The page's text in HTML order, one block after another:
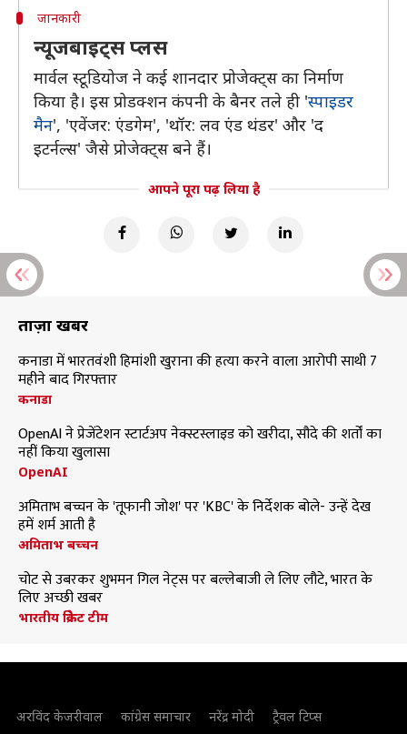
जानकारी
न्यूजबाइट्स प्लस
मार्वल स्टूडियोज ने कई शानदार प्रोजेक्ट्स का निर्माण
किया है। इस प्रोडक्शन कंपनी के बैनर तले ही 'स्पाइडर
मैन', 'एवेंजर: एंडगेम', 'थॉर: लव एंड थंडर' और 'द
इटर्नल्स' जैसे प्रोजेक्ट्स बने हैं।
आपने पूरा पढ़ लिया है
ताज़ा खबरें
कनाडा में भारतवंशी हिमांशी खुराना की हत्या करने वाला आरोपी साथी 7
महीने बाद गिरफ्तार
कनाडा
OpenAI ने प्रेजेंटेशन स्टार्टअप नेक्स्टस्लाइड को खरीदा, सौदे की शर्तों का
नहीं किया खुलासा
OpenAI
अमिताभ बच्चन के 'तूफानी जोश' पर 'KBC' के निर्देशक बोले- उन्हें देख
हमें शर्म आती है
अमिताभ बच्चन
चोट से उबरकर शुभमन गिल नेट्स पर बल्लेबाजी ले लिए लौटे, भारत के
लिए अच्छी खबर
भारतीय क्रिकेट टीम
अरविंद केजरीवाल कांग्रेस समाचार नरेंद्र मोदी ट्रैवल टिप्स